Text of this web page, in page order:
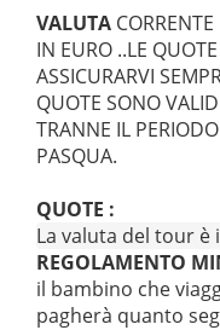
VALUTA
IN EURO ..LE
ASSICURARVI
QUOTE SONO
TRANNE IL
PASQUA.
QUOTE :
La valuta del tour
REGOLAMENTO
il bambino che
pagherà quanto